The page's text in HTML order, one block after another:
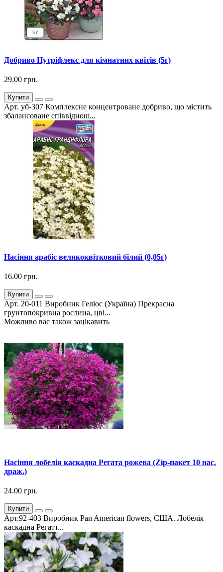
Добриво Нутріфлекс для кімнатних квітів (5г)
29.00 грн.
Купити
Арт. уб-307 Комплексне концентроване добриво, що містить
збалансоване співвіднош...
Насіння арабіс великоквітковий білий (0,05г)
16.00 грн.
Купити
Арт. 20-011 Виробник Геліос (Україна) Прекрасна
грунтопокривна рослина, цві...
Можливо вас також зацікавить
Насіння лобелія каскадна Регата рожева (Zip-пакет 10 нас.
драж.)
24.00 грн.
Купити
Арт.92-403 Виробник Pan American flowers, США. Лобелія
каскадна Регатт...